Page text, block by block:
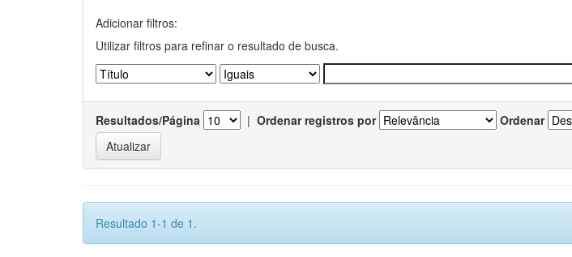
Adicionar filtros:
Utilizar filtros para refinar o resultado de busca.
Resultados/Página | Ordenar registros por Ordenar
Resultado 1-1 de 1.